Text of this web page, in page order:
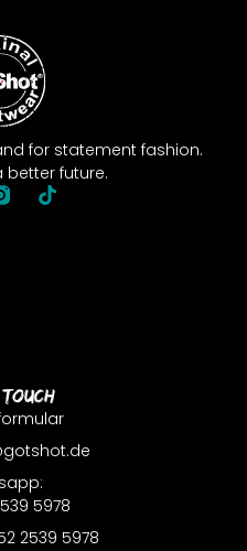
for statement fashion.
better future.
5978
2539 5978